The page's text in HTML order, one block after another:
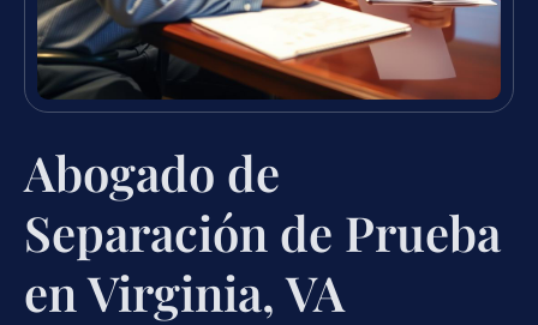
Abogado de
Separación de Prueba
en Virginia, VA